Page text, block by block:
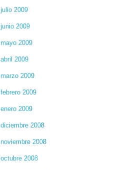
julio 2009
junio 2009
mayo 2009
abril 2009
marzo 2009
febrero 2009
enero 2009
diciembre 2008
noviembre 2008
octubre 2008